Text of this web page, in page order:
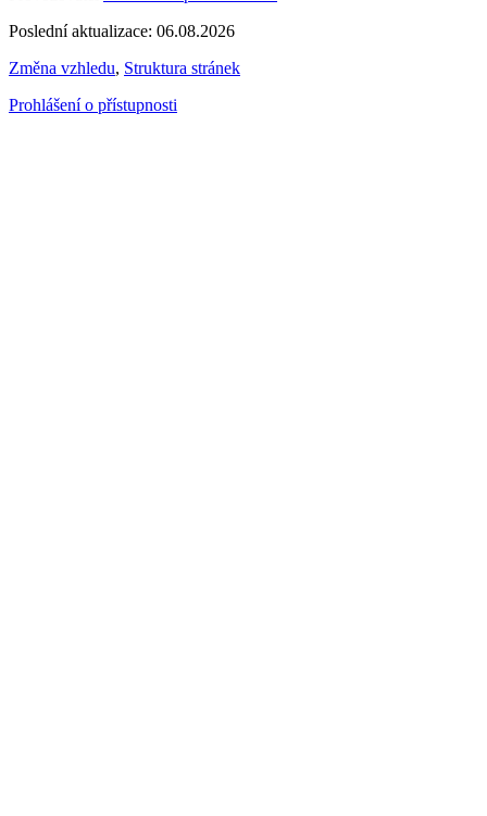
Poslední aktualizace: 06.08.2026
Změna vzhledu, Struktura stránek
Prohlášení o přístupnosti